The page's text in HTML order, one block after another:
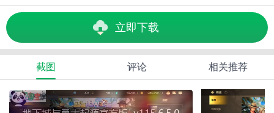
html
立即下载
截图 评论 相关推荐